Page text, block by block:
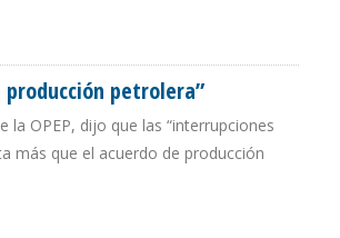
petrolera”
la OPEP, dijo que las “interrupciones
más que el acuerdo de producción